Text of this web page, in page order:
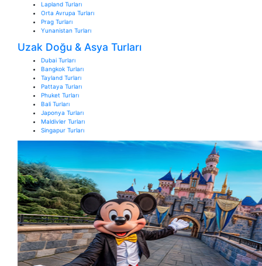
Lapland Turları
Orta Avrupa Turları
Prag Turları
Yunanistan Turları
Uzak Doğu & Asya Turları
Dubai Turları
Bangkok Turları
Tayland Turları
Pattaya Turları
Phuket Turları
Bali Turları
Japonya Turları
Maldivler Turları
Singapur Turları